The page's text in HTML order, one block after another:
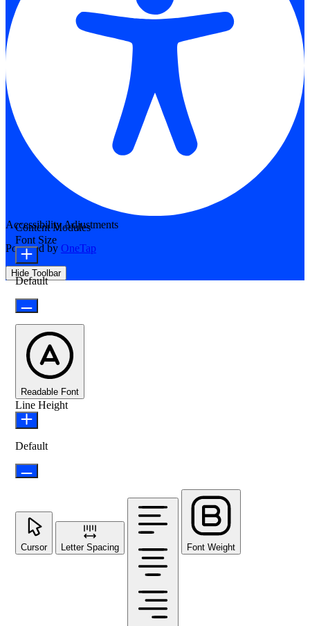
Accessibility Adjustments
Powered by OneTap
Hide Toolbar
Content Modules
Font Size
Default
Readable Font
Line Height
Default
Cursor Letter Spacing Font Weight